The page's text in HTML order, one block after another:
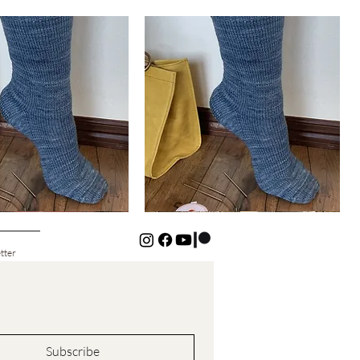
rápida Visualização rápida
Basic
Down
Kids
Socks
Subscribe